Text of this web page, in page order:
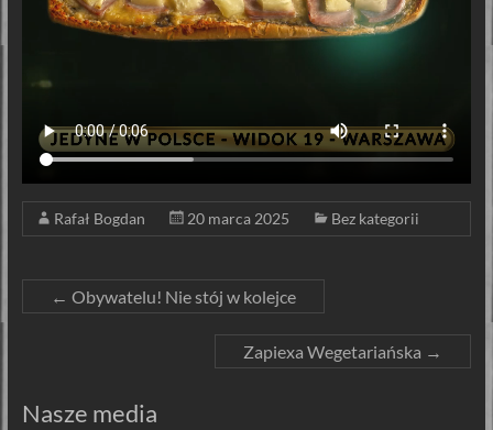
Rafał Bogdan 20 marca 2025 Bez kategorii
← Obywatelu! Nie stój w kolejce
Zapiexa Wegetariańska →
Nasze media